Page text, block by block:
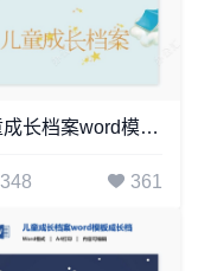
儿童成长档案word模板成长档案学生word成长手册(1)
361